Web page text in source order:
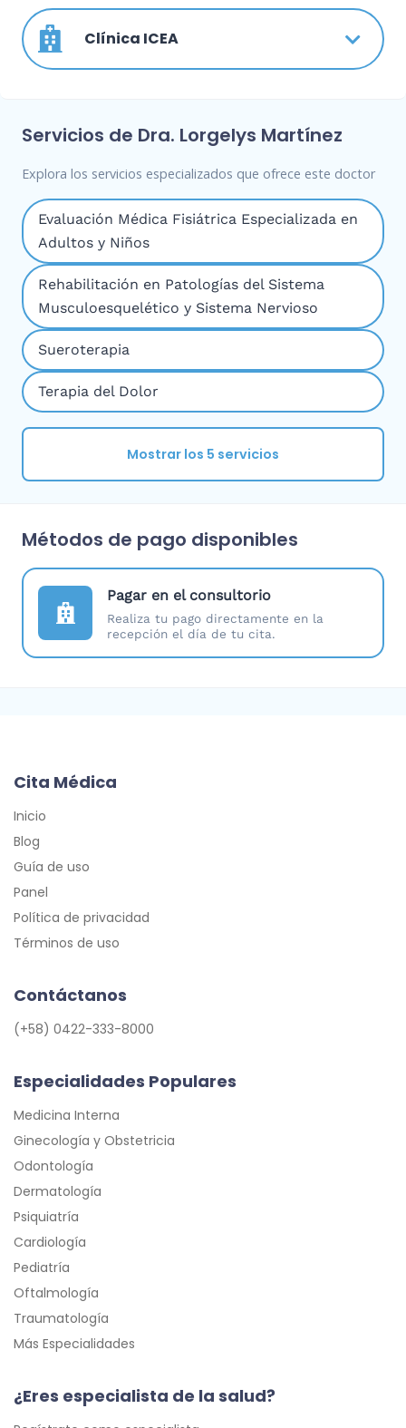
Clínica ICEA
Servicios de Dra. Lorgelys Martínez
Explora los servicios especializados que ofrece este doctor
Evaluación Médica Fisiátrica Especializada en
Adultos y Niños
Rehabilitación en Patologías del Sistema
Musculoesquelético y Sistema Nervioso
Sueroterapia
Terapia del Dolor
Mostrar los 5 servicios
Métodos de pago disponibles
Pagar en el consultorio
Realiza tu pago directamente en la
recepción el día de tu cita.
Cita Médica
Inicio
Blog
Guía de uso
Panel
Política de privacidad
Términos de uso
Contáctanos
(+58) 0422-333-8000
Especialidades Populares
Medicina Interna
Ginecología y Obstetricia
Odontología
Dermatología
Psiquiatría
Cardiología
Pediatría
Oftalmología
Traumatología
Más Especialidades
¿Eres especialista de la salud?